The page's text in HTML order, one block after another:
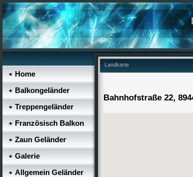
Home
Balkongeländer
Treppengeländer
Französisch Balkon
Zaun Geländer
Galerie
Allgemein Geländer
Landkarte
Bahnhofstraße 22,